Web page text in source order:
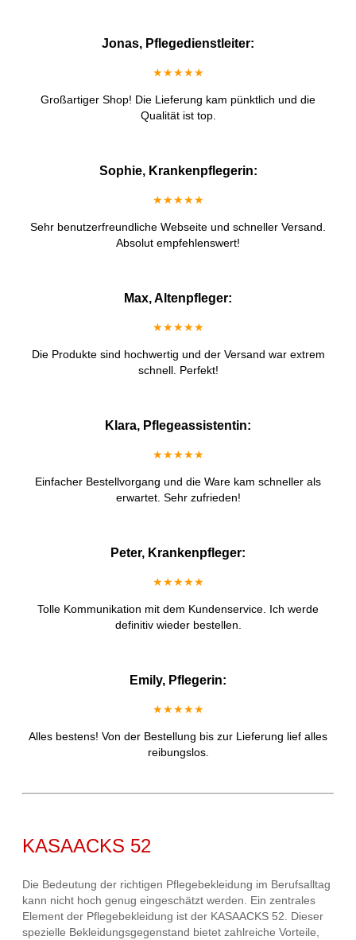
Jonas, Pflegedienstleiter:
★★★★★
Großartiger Shop! Die Lieferung kam pünktlich und die
Qualität ist top.
Sophie, Krankenpflegerin:
★★★★★
Sehr benutzerfreundliche Webseite und schneller Versand.
Absolut empfehlenswert!
Max, Altenpfleger:
★★★★★
Die Produkte sind hochwertig und der Versand war extrem
schnell. Perfekt!
Klara, Pflegeassistentin:
★★★★★
Einfacher Bestellvorgang und die Ware kam schneller als
erwartet. Sehr zufrieden!
Peter, Krankenpfleger:
★★★★★
Tolle Kommunikation mit dem Kundenservice. Ich werde
definitiv wieder bestellen.
Emily, Pflegerin:
★★★★★
Alles bestens! Von der Bestellung bis zur Lieferung lief alles
reibungslos.
KASAACKS 52
Die Bedeutung der richtigen Pflegebekleidung im Berufsalltag
kann nicht hoch genug eingeschätzt werden. Ein zentrales
Element der Pflegebekleidung ist der KASAACKS 52. Dieser
spezielle Bekleidungsgegenstand bietet zahlreiche Vorteile,